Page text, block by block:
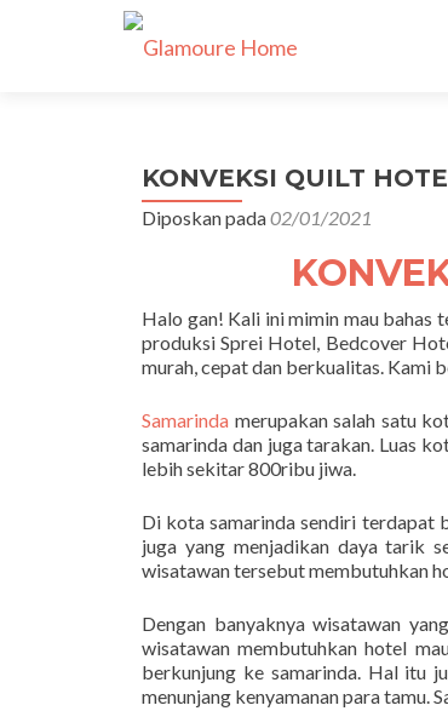
KONVEKSI QUILT
Diposkan pada02/01/2021
Halo gan! Kali ini mimin mau bahas
produksi Sprei Hotel, Bedcover
murah, cepat dan berkualitas. Kami
Samarinda merupakan salah satu
samarinda dan juga tarakan. Luas
lebih sekitar 800ribu jiwa.
Di kota samarinda sendiri terdapat
juga yang menjadikan daya tarik
wisatawan tersebut membutuhkan
Dengan banyaknya wisatawan
wisatawan membutuhkan hotel
berkunjung ke samarinda. Hal itu
menunjang kenyamanan para tamu.